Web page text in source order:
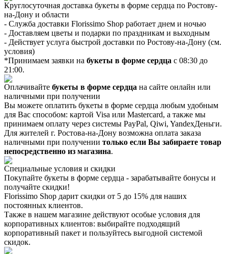
Круглосуточная доставка букеты в форме сердца по Ростову-
на-Дону и области
- Служба доставки Florissimo Shop работает днем и ночью
- Доставляем цветы и подарки по праздникам и выходным
- Действует услуга быстрой доставки по Ростову-на-Дону (см.
условия)
*Принимаем заявки на букеты в форме сердца с 08:30 до
21:00.
Оплачивайте букеты в форме сердца на сайте онлайн или
наличными при получении
Вы можете оплатить букеты в форме сердца любым удобным
для Вас способом: картой Visa или Mastercard, а также мы
принимаем оплату через системы PayPal, Qiwi, YandexДеньги.
Для жителей г. Ростова-на-Дону возможна оплата заказа
наличными при получении только если Вы забираете товар
непосредственно из магазина.
Специальные условия и скидки
Покупайте букеты в форме сердца - зарабатывайте бонусы и
получайте скидки!
Florissimo Shop дарит скидки от 5 до 15% для наших
постоянных клиентов.
Также в нашем магазине действуют особые условия для
корпоративных клиентов: выбирайте подходящий
корпоративный пакет и пользуйтесь выгодной системой
скидок.